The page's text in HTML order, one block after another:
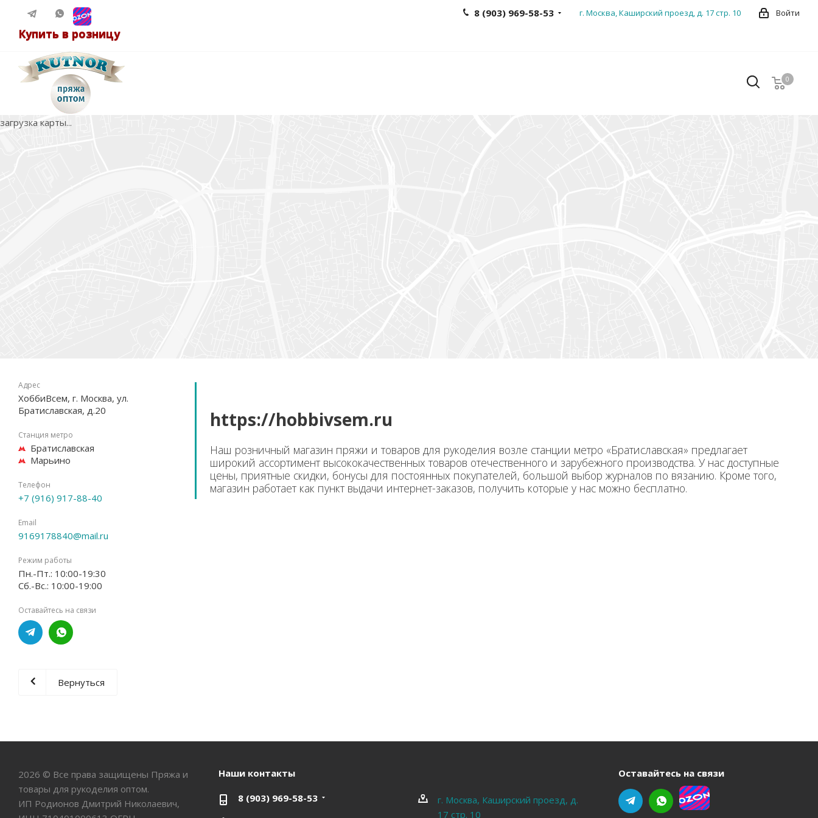
Купить в розницу
Войти
г. Москва, Каширский проезд, д. 17 стр. 10
8 (903) 969-58-53
0
0
загрузка карты...
Адрес
ХоббиВсем, г. Москва, ул.
Братиславская, д.20
Станция метро
Братиславская
Марьино
Телефон
+7 (916) 917-88-40
Email
9169178840@mail.ru
Режим работы
Пн.-Пт.: 10:00-19:30
Сб.-Вс.: 10:00-19:00
Оставайтесь на связи
https://hobbivsem.ru
Наш розничный магазин пряжи и товаров для рукоделия возле станции метро «Братиславская» предлагает
широкий ассортимент высококачественных товаров отечественного и зарубежного производства. У нас доступные
цены, приятные скидки, бонусы для постоянных покупателей, большой выбор журналов по вязанию. Кроме того,
магазин работает как пункт выдачи интернет-заказов, получить которые у нас можно бесплатно.
Вернуться
2026 © Все права защищены Пряжа и
товары для рукоделия оптом.
ИП Родионов Дмитрий Николаевич,
Наши контакты
8 (903) 969-58-53
г. Москва, Каширский проезд, д.
17 стр. 10
Оставайтесь на связи